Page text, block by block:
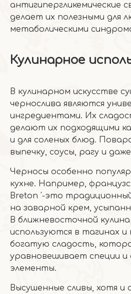
антигипергликемические
делает их полезными для
метаболическими
Кулинарное
В кулинарном искусстве
чернослива являются
ингредиентами. Их
делают их подходящими
и для соленых блюд.
выпечку, соусы, рагу и
Черносы особенно
кухне. Например,
Breton '-это
на заварной крем,
В ближневосточной
используются в тагинах и
богатую сладость,
уравновешивает специи и
элементы.
Высушенные сливы, хотя и